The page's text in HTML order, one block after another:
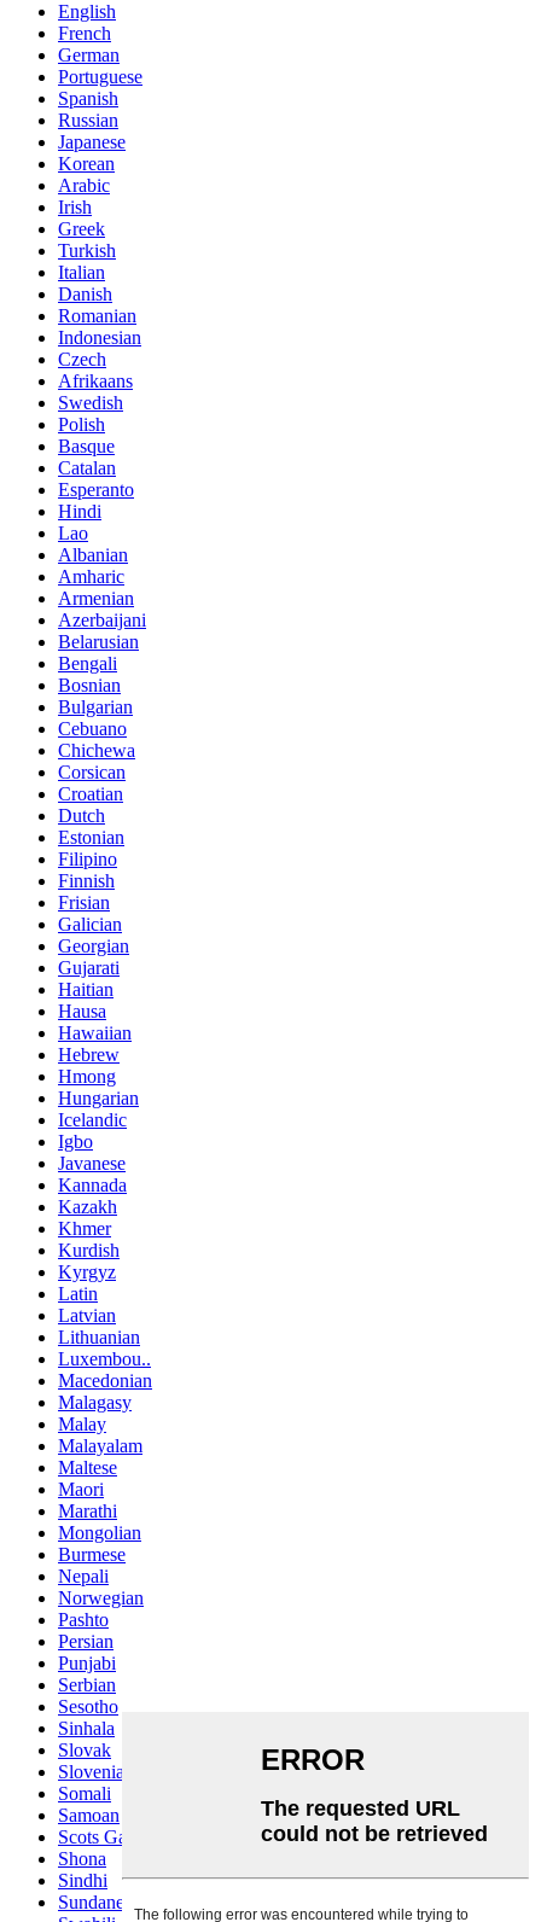
English
French
German
Portuguese
Spanish
Russian
Japanese
Korean
Arabic
Irish
Greek
Turkish
Italian
Danish
Romanian
Indonesian
Czech
Afrikaans
Swedish
Polish
Basque
Catalan
Esperanto
Hindi
Lao
Albanian
Amharic
Armenian
Azerbaijani
Belarusian
Bengali
Bosnian
Bulgarian
Cebuano
Chichewa
Corsican
Croatian
Dutch
Estonian
Filipino
Finnish
Frisian
Galician
Georgian
Gujarati
Haitian
Hausa
Hawaiian
Hebrew
Hmong
Hungarian
Icelandic
Igbo
Javanese
Kannada
Kazakh
Khmer
Kurdish
Kyrgyz
Latin
Latvian
Lithuanian
Luxembou..
Macedonian
Malagasy
Malay
Malayalam
Maltese
Maori
Marathi
Mongolian
Burmese
Nepali
Norwegian
Pashto
Persian
Punjabi
Serbian
Sesotho
Sinhala
Slovak
Slovenian
Somali
Samoan
Scots Gaelic
Shona
Sindhi
Sundanese